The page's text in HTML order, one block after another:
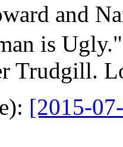
and
is
Trudgill.
[2015-